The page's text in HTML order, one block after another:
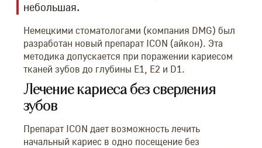
небольшая.
Немецкими стоматологами (компания DMG) был
разработан новый препарат ICON (айкон). Эта
методика допускается при поражении кариесом
тканей зубов до глубины E1, E2 и D1.
Лечение кариеса без сверления
зубов
Препарат ICON дает возможность лечить
начальный кариес в одно посещение без